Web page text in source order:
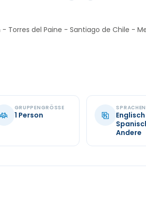
Torres del Paine - Santiago de Chile -
GRUPPENGRÖSSE
1 Person
SPRACHEN
Andere